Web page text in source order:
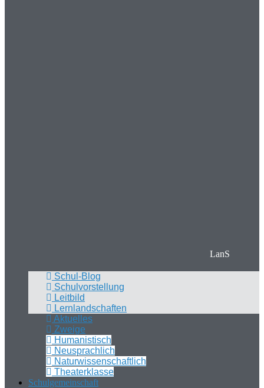
LanS
Schul-Blog
Schulvorstellung
Leitbild
Lernlandschaften
Aktuelles
Zweige
Humanistisch
Neusprachlich
Naturwissenschaftlich
Theaterklasse
Schulgemeinschaft